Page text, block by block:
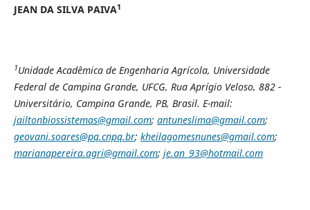
JEAN DA SILVA PAIVA1
1Unidade Acadêmica de Engenharia Agrícola, Universidade
Federal de Campina Grande, UFCG, Rua Aprígio Veloso, 882 -
Universitário, Campina Grande, PB, Brasil. E-mail:
jailtonbiossistemas@gmail.com; antuneslima@gmail.com;
geovani.soares@pq.cnpq.br; kheilagomesnunes@gmail.com;
marianapereira.agri@gmail.com; je.an_93@hotmail.com